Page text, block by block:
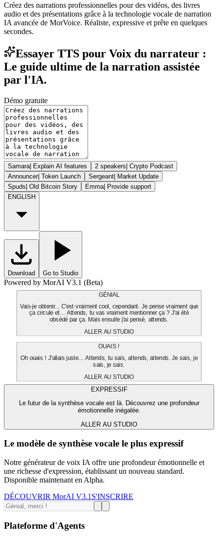
Créez des narrations professionnelles pour des vidéos, des livres
audio et des présentations grâce à la technologie vocale de narration
IA avancée de MorVoice. Réaliste, expressive et prête en quelques
secondes.
Essayer TTS pour Voix du narrateur :
Le guide ultime de la narration assistée
par l'IA.
Démo gratuite
Samara| Explain AI features 2 speakers| Crypto Podcast
Announcer| Token Launch Sergeant| Market Update
Spuds| Old Bitcoin Story Emma| Provide support
ENGLISH
Download Go to Studio
Powered by MorAI V3.1 (Beta)
GÉNIAL
Vais-je obtenir... C'est vraiment cool, cependant. Je pense vraiment que
ça circule et... Attends, tu vas vraiment mentionner ça ? J'ai été
obsédé par ça. Mais ensuite j'ai pensé, attends.
ALLER AU STUDIO
OUAIS !
Oh ouais ! J'allais juste... Attends, tu sais, attends, attends. Je sais, je
sais, je sais.
ALLER AU STUDIO
EXPRESSIF
Le futur de la synthèse vocale est là. Découvrez une profondeur
émotionnelle inégalée.
ALLER AU STUDIO
Le modèle de synthèse vocale le plus expressif
Notre générateur de voix IA offre une profondeur émotionnelle et
une richesse d'expression, établissant un nouveau standard.
Disponible maintenant en Alpha.
DÉCOUVRIR MorAI V3.1 S'INSCRIRE
Plateforme d'Agents